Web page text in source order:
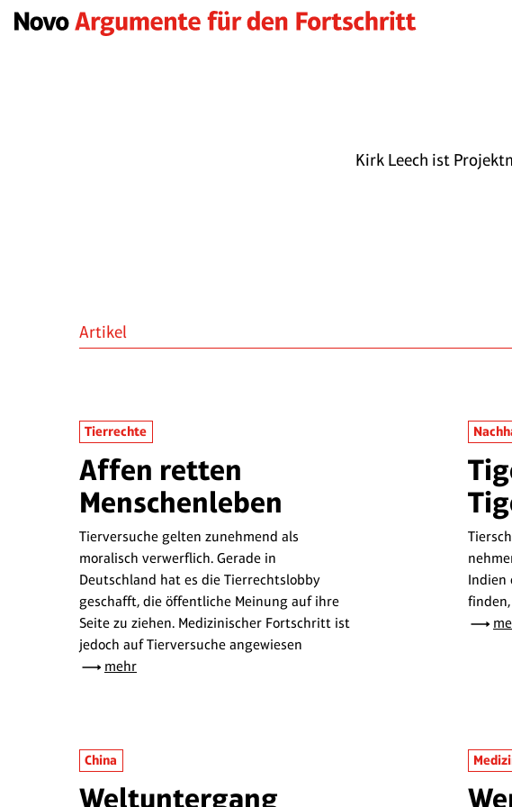
Kirk Leech ist
Artikel
Tierrechte
Affen retten
Menschenleben
Tierversuche gelten zunehmend als
moralisch verwerflich. Gerade in
Deutschland hat es die Tierrechtslobby
geschafft, die öffentliche Meinung auf ihre
Seite zu ziehen. Medizinischer Fortschritt ist
jedoch auf Tierversuche angewiesen
mehr
Indien
China
Weltuntergang